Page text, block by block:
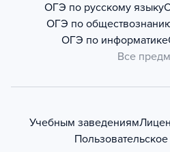
ОГЭ по русскому языку
ОГЭ по
ОГЭ по информатике
Все
Учебным заведениям